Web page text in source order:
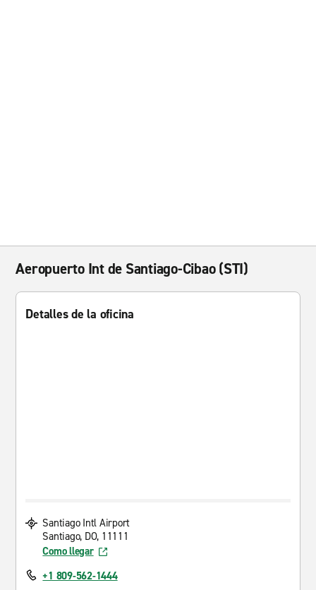
Aeropuerto Int de Santiago-Cibao (STI)
Detalles de la oficina
Santiago Intl Airport
Santiago, DO, 11111
Como llegar
+1 809-562-1444